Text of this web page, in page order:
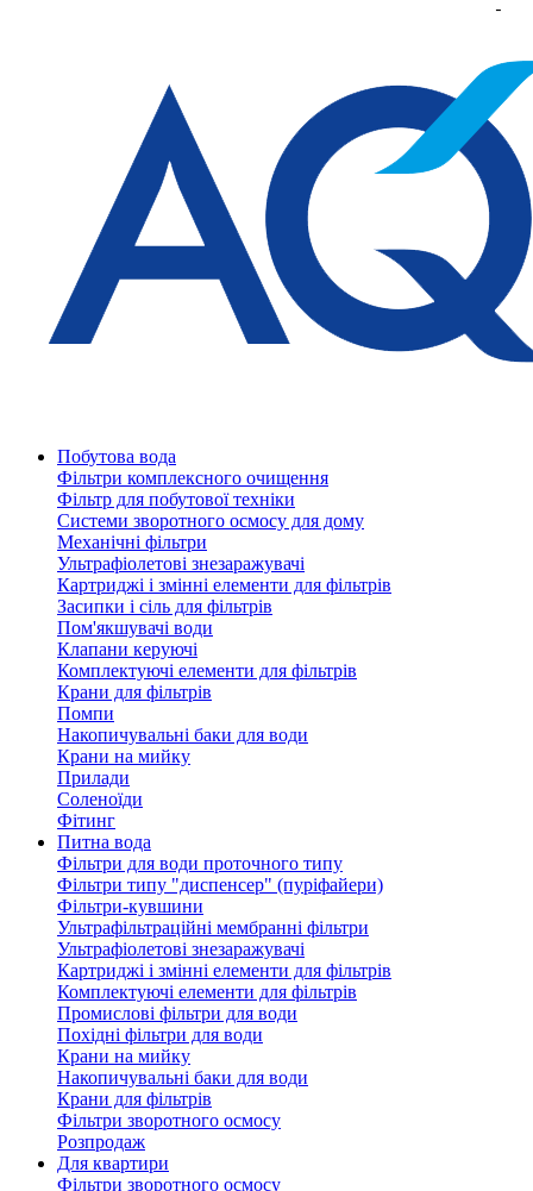
Побутова вода
Фільтри комплексного очищення
Фільтр для побутової техніки
Системи зворотного осмосу для дому
Механічні фільтри
Ультрафіолетові знезаражувачі
Картриджі і змінні елементи для фільтрів
Засипки і сіль для фільтрів
Пом'якшувачі води
Клапани керуючі
Комплектуючі елементи для фільтрів
Крани для фільтрів
Помпи
Накопичувальні баки для води
Крани на мийку
Прилади
Соленоїди
Фітинг
Питна вода
Фільтри для води проточного типу
Фільтри типу "диспенсер" (пуріфайери)
Фільтри-кувшини
Ультрафільтраційні мембранні фільтри
Ультрафіолетові знезаражувачі
Картриджі і змінні елементи для фільтрів
Комплектуючі елементи для фільтрів
Промислові фільтри для води
Похідні фільтри для води
Крани на мийку
Накопичувальні баки для води
Крани для фільтрів
Фільтри зворотного осмосу
Розпродаж
Для квартири
Фільтри зворотного осмосу